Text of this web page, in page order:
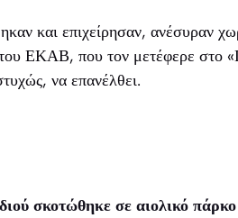
και επιχείρησαν, ανέσυραν
ΕΚΑΒ, που τον μετέφερε στο
να επανέλθει.
σκοτώθηκε σε αιολικό πάρκο